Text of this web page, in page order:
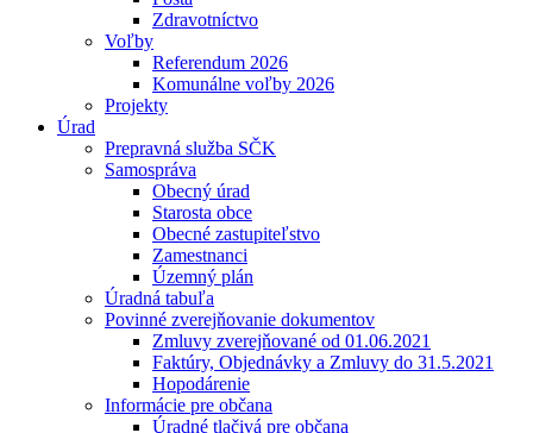
Zdravotníctvo
Voľby
Referendum 2026
Komunálne voľby 2026
Projekty
Úrad
Prepravná služba SČK
Samospráva
Obecný úrad
Starosta obce
Obecné zastupiteľstvo
Zamestnanci
Územný plán
Úradná tabuľa
Povinné zverejňovanie dokumentov
Zmluvy zverejňované od 01.06.2021
Faktúry, Objednávky a Zmluvy do 31.5.2021
Hopodárenie
Informácie pre občana
Úradné tlačivá pre občana